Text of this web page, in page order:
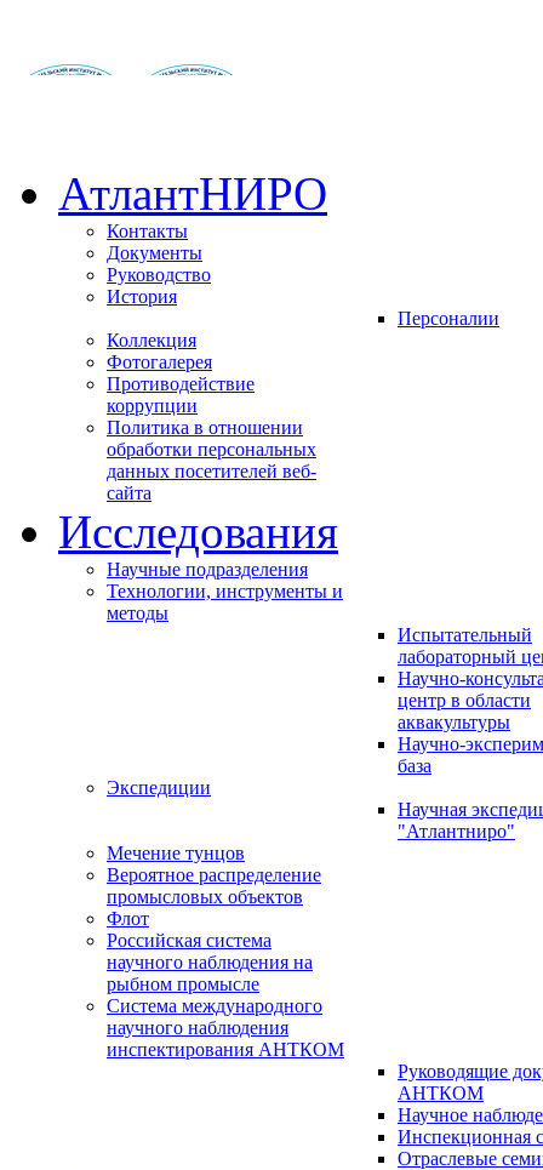
АтлантНИРО
Контакты
Документы
Руководство
История
Персоналии
Коллекция
Фотогалерея
Противодействие
коррупции
Политика в отношении
обработки персональных
данных посетителей веб-
сайта
Исследования
Научные подразделения
Технологии, инструменты и
методы
Испытательный
лабораторный
Научно-
центр в области
аквакультуры
Научно-
база
Экспедиции
Научная
"Атлантниро"
Мечение тунцов
Вероятное распределение
промысловых объектов
Флот
Российская система
научного наблюдения на
рыбном промысле
Система международного
научного наблюдения
инспектирования АНТКОМ
Руководящие
АНТКОМ
Научное
Инспекционная
Отраслевые